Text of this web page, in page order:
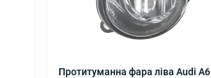
Протитуманна фара ліва Audi A6